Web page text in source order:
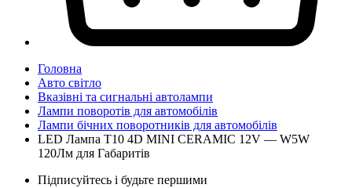
Головна
Авто світло
Вказівні та сигнальні автолампи
Лампи поворотів для автомобілів
Лампи бічних поворотників для автомобілів
LED Лампа T10 4D MINI CERAMIC 12V — W5W
120Лм для Габаритів
Підписуйтесь і будьте першими